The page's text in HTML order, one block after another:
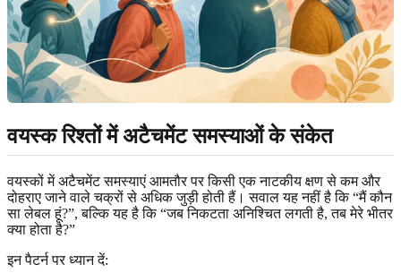
वयस्क रिश्तों में अटैचमेंट समस्याओं के संकेत
वयस्कों में अटैचमेंट समस्याएं आमतौर पर किसी एक नाटकीय क्षण से कम और
दोहराए जाने वाले चक्रों से अधिक जुड़ी होती हैं। सवाल यह नहीं है कि “मैं कौन
सा लेबल हूं?”, बल्कि यह है कि “जब निकटता अनिश्चित लगती है, तब मेरे भीतर
क्या होता है?”
इन पैटर्न पर ध्यान दें: